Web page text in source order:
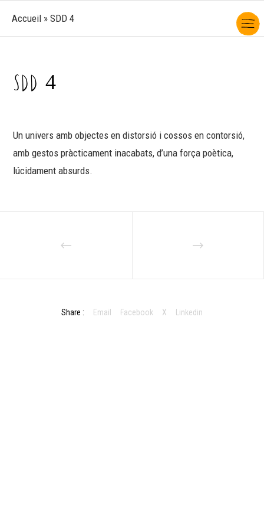
Accueil » SDD 4
SDD 4
Un univers amb objectes en distorsió i cossos en contorsió,
amb gestos pràcticament inacabats, d’una força poètica,
lúcidament absurds.
Share : Email Facebook X Linkedin